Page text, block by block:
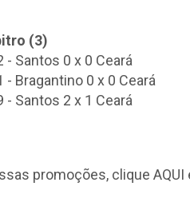
(3)
Santos 0 x 0 Ceará
Bragantino 0 x 0 Ceará
Santos 2 x 1 Ceará
promoções, clique AQUI